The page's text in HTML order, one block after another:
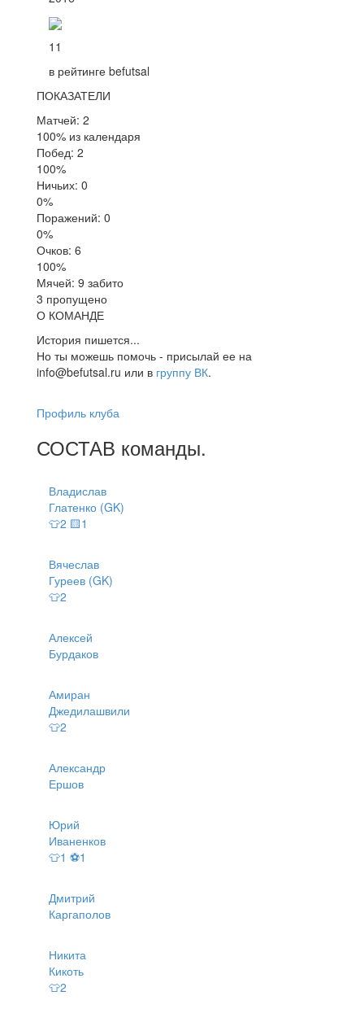
11
в рейтинге befutsal
ПОКАЗАТЕЛИ
Матчей: 2
100% из календаря
Побед: 2
100%
Ничьих: 0
0%
Поражений: 0
0%
Очков: 6
100%
Мячей: 9 забито
3 пропущено
О КОМАНДЕ
История пишется...
Но ты можешь помочь - присылай ее на
info@befutsal.ru или в группу ВК.
Профиль клуба
СОСТАВ команды.
Владислав
Глатенко (GK)
👕2 🟨1
Вячеслав
Гуреев (GK)
👕2
Алексей
Бурдаков
Амиран
Джедилашвили
👕2
Александр
Ершов
Юрий
Иваненков
👕1 ⚽1
Дмитрий
Каргаполов
Никита
Кикоть
👕2